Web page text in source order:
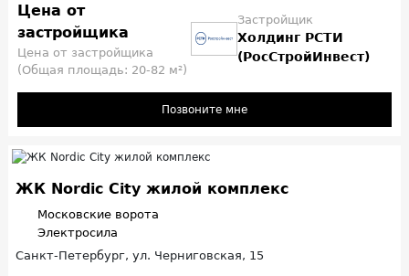
Цена от
застройщика
Цена от застройщика
(Общая площадь: 20-82 м²)
Застройщик
Холдинг РСТИ
(РосСтройИнвест)
Позвоните мне
ЖК Nordic City жилой комплекс
Московские ворота
Электросила
Санкт-Петербург, ул. Черниговская, 15